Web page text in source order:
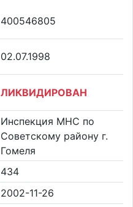
400546805
02.07.1998
ЛИКВИДИРОВАН
Инспекция МНС по
Советскому району г.
Гомеля
434
2002-11-26